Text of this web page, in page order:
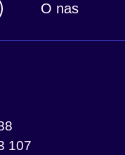
O nas
107